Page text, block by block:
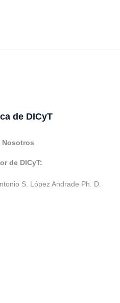
de DICyT
Nosotros
de DICyT:
S. López Andrade Ph. D.